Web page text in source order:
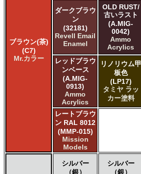
ブラウン(茶)
(C7)
Mr.カラー
ダークブラウ
ン
(32181)
Revell Email
Enamel
OLD RUST/
古いラスト
(A.MIG-
0042)
Ammo
Acrylics
レッドブラウ
ンベース
(A.MIG-
0913)
Ammo
Acrylics
リノリウム甲
板色
(LP17)
タミヤ ラッ
カー塗料
レートブラウ
ン RAL 8012
(MMP-015)
Mission
Models
シルバー
（銀）
シルバー
（銀）